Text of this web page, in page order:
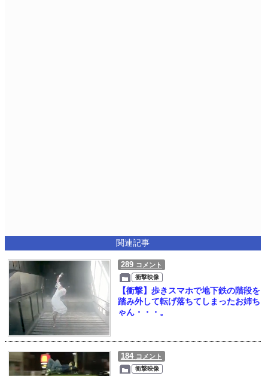
関連記事
289 コメント
衝撃映像
【衝撃】歩きスマホで地下鉄の階段を
踏み外して転げ落ちてしまったお姉ち
ゃん・・・。
184 コメント
衝撃映像